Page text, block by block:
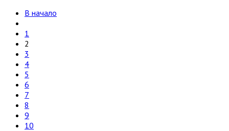
В начало
1
2
3
4
5
6
7
8
9
10